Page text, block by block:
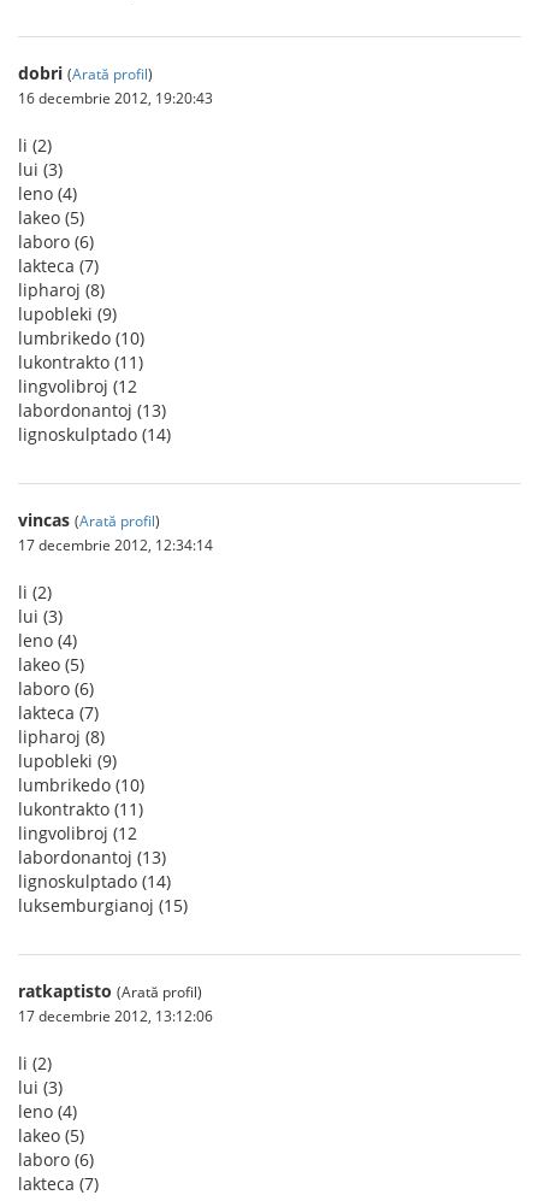
dobri (Arată profil)
16 decembrie 2012, 19:20:43
li (2)
lui (3)
leno (4)
lakeo (5)
laboro (6)
lakteca (7)
lipharoj (8)
lupobleki (9)
lumbrikedo (10)
lukontrakto (11)
lingvolibroj (12
labordonantoj (13)
lignoskulptado (14)
vincas (Arată profil)
17 decembrie 2012, 12:34:14
li (2)
lui (3)
leno (4)
lakeo (5)
laboro (6)
lakteca (7)
lipharoj (8)
lupobleki (9)
lumbrikedo (10)
lukontrakto (11)
lingvolibroj (12
labordonantoj (13)
lignoskulptado (14)
luksemburgianoj (15)
ratkaptisto (Arată profil)
17 decembrie 2012, 13:12:06
li (2)
lui (3)
leno (4)
lakeo (5)
laboro (6)
lakteca (7)